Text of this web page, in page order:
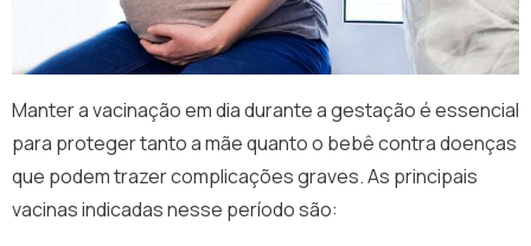
Manter a vacinação em dia durante a gestação é essencial
para proteger tanto a mãe quanto o bebê contra doenças
que podem trazer complicações graves. As principais
vacinas indicadas nesse período são: